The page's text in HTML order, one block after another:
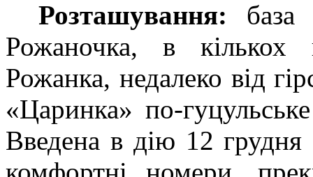
Розташування: база
Рожаночка, в кількох
Рожанка, недалеко від
«Царинка» по-
Введена в дію 12